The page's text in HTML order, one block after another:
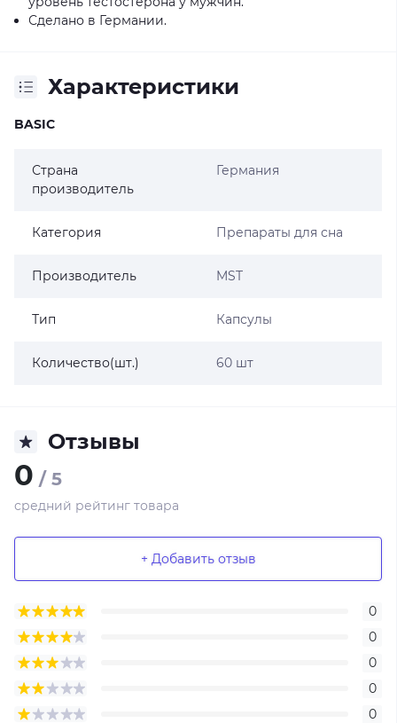
Сделано в Германии.
Характеристики
BASIC
Страна
производитель
Германия
Категория Препараты для сна
Производитель MST
Тип Капсулы
Количество(шт.) 60 шт
Отзывы
0 / 5
средний рейтинг товара
+ Добавить отзыв
0
0
0
0
0